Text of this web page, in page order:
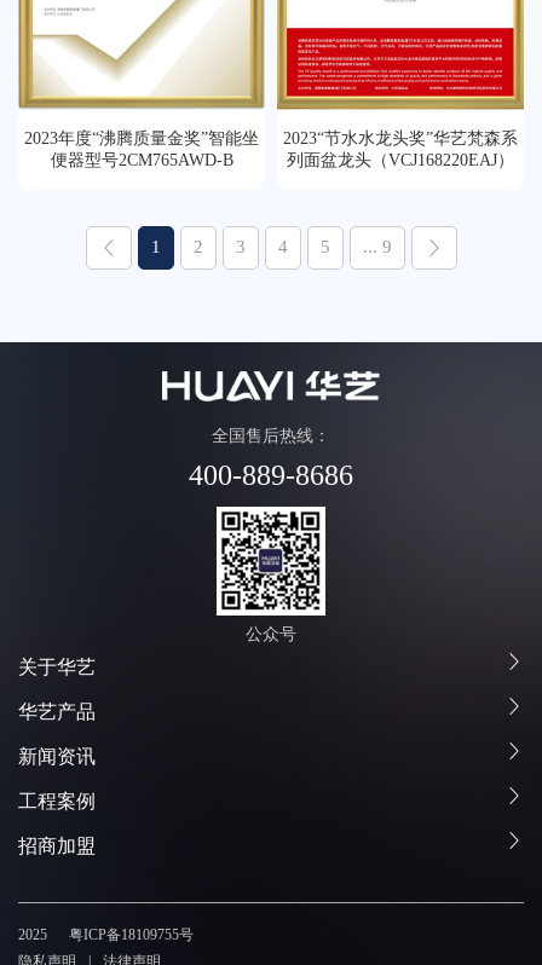
2023年度“沸腾质量金奖”智能坐
便器型号2CM765AWD-B
2023“节水水龙头奖”华艺梵森系
列面盆龙头（VCJ168220EAJ）
1 2 3 4 5 ... 9
全国售后热线：
400-889-8686
公众号
关于华艺
华艺产品
新闻资讯
工程案例
招商加盟
2025
粤ICP备18109755号
隐私声明
法律声明